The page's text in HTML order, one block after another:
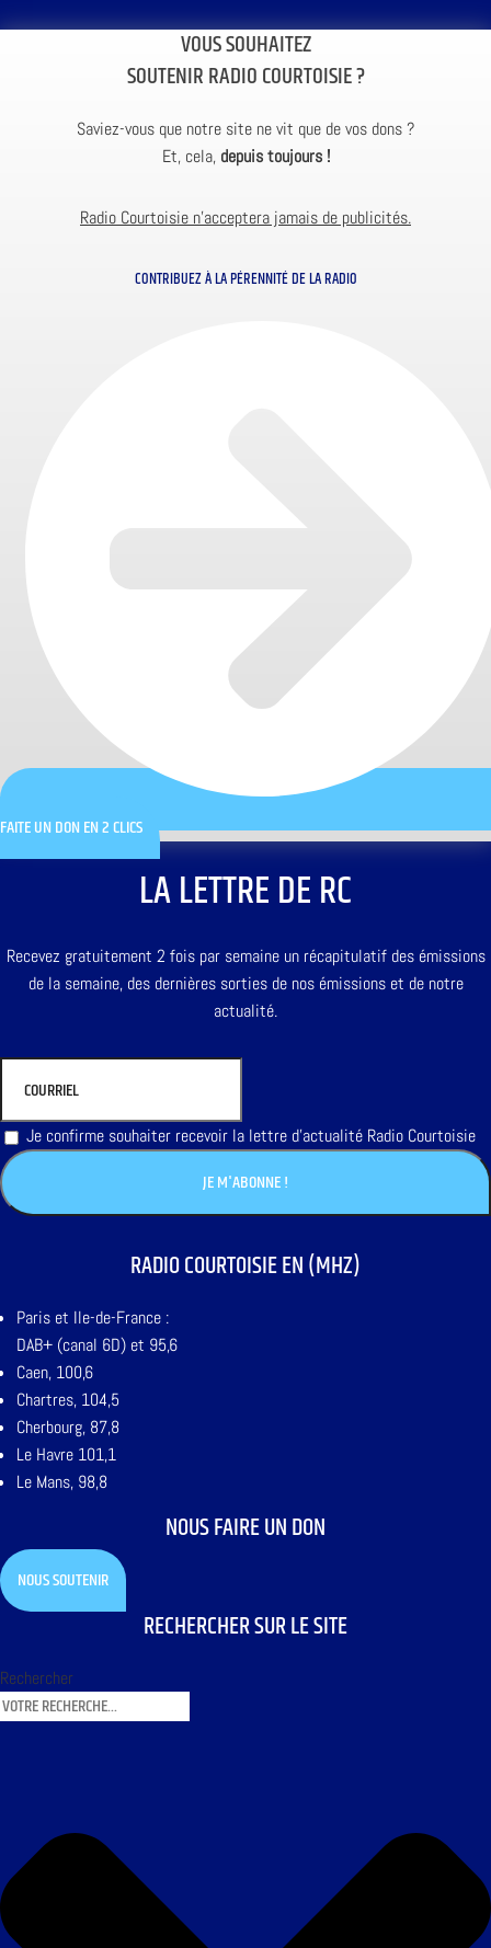
VOUS SOUHAITEZ
SOUTENIR RADIO COURTOISIE ?
Saviez-vous que notre site ne vit que de vos dons ?
Et, cela, depuis toujours !
Radio Courtoisie n’acceptera jamais de publicités.
CONTRIBUEZ À LA PÉRENNITÉ DE LA RADIO
FAITE UN DON EN 2 CLICS
LA LETTRE DE RC
Recevez gratuitement 2 fois par semaine un récapitulatif des émissions
de la semaine, des dernières sorties de nos émissions et de notre
actualité.
Je confirme souhaiter recevoir la lettre d'actualité Radio Courtoisie
RADIO COURTOISIE EN (MHZ)
Paris et Ile-de-France :
DAB+ (canal 6D) et 95,6
Caen, 100,6
Chartres, 104,5
Cherbourg, 87,8
Le Havre 101,1
Le Mans, 98,8
NOUS FAIRE UN DON
NOUS SOUTENIR
RECHERCHER SUR LE SITE
Rechercher